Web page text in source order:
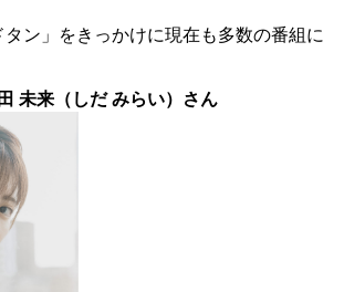
ン」をきっかけに現在も多数の番組に
未来（しだ みらい）さん